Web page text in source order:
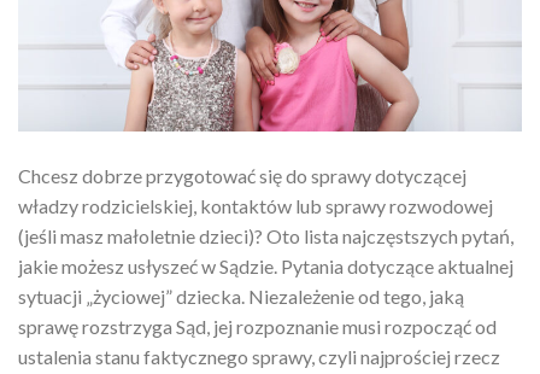
Chcesz dobrze przygotować się do sprawy dotyczącej
władzy rodzicielskiej, kontaktów lub sprawy rozwodowej
(jeśli masz małoletnie dzieci)? Oto lista najczęstszych pytań,
jakie możesz usłyszeć w Sądzie. Pytania dotyczące aktualnej
sytuacji „życiowej” dziecka. Niezależenie od tego, jaką
sprawę rozstrzyga Sąd, jej rozpoznanie musi rozpocząć od
ustalenia stanu faktycznego sprawy, czyli najprościej rzecz